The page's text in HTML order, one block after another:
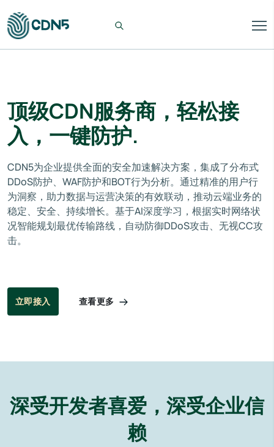
顶级CDN服务商，轻松接
入，一键防护.
CDN5为企业提供全面的安全加速解决方案，集成了分布式
DDoS防护、WAF防护和BOT行为分析。通过精准的用户行
为洞察，助力数据与运营决策的有效联动，推动云端业务的
稳定、安全、持续增长。基于AI深度学习，根据实时网络状
况智能规划最优传输路线，自动防御DDoS攻击、无视CC攻
击。
立即接入 查看更多
深受开发者喜爱，深受企业信
赖